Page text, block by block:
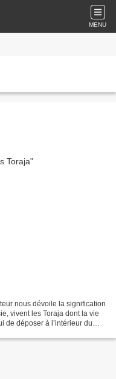
MENU
nous dévoile la signification
vivent les Toraja dont la vie
de déposer à l’intérieur du